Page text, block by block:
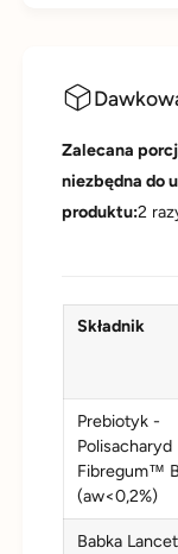
fermentacji) bez
Butelki ze szkła
Szkło fioletowe
widzialnego za
połączenie
starzenia i
Ochrona
sposobem
ProbioBalance.
Zalecana
niezbędna do
produktu:2
Składnik
Prebiotyk -
Polisacharyd
Fibregum™
(aw<0,2%)
Babka